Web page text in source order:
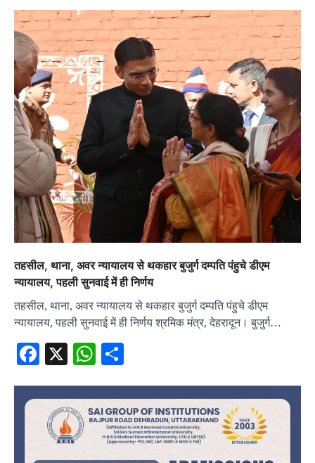
तहसील, थाना, अवर न्यायालय से थकहार बुजुर्ग दम्पति पंहुचे डीएम
न्यायालय, पहली सुनवाई में ही निर्णय
तहसील, थाना, अवर न्यायालय से थकहार बुजुर्ग दम्पति पंहुचे डीएम
न्यायालय, पहली सुनवाई में ही निर्णय श्रमिक मंत्र, देहरादून। बुजुर्ग…
Facebook
X WhatsApp